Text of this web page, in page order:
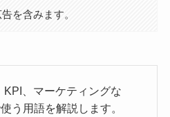
を含みます。
、マーケティングな
う用語を解説します。